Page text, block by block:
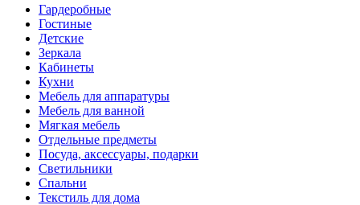
8(900)201-90-13|vipstudia@antey-e.ru
Гардеробные
Гостиные
Детские
Зеркала
Кабинеты
Кухни
Мебель для аппаратуры
Мебель для ванной
Мягкая мебель
Отдельные предметы
Посуда, аксессуары, подарки
Светильники
Спальни
Текстиль для дома